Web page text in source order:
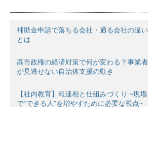
補助金申請で落ちる会社・通る会社の違い
とは
高市政権の経済対策で何が変わる？事業者
が見逃せない自治体支援の動き
【社内教育】報連相と仕組みづくり ~現場
で“できる人”を増やすために必要な視点~